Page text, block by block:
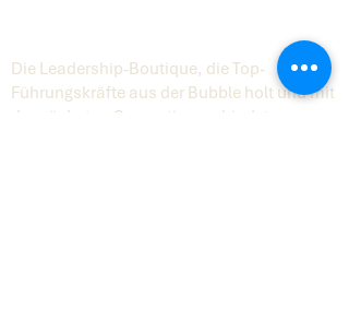
Die Leadership-Boutique, die Top-
Führungskräfte aus der Bubble holt und mit
der nächsten Generation verbindet.